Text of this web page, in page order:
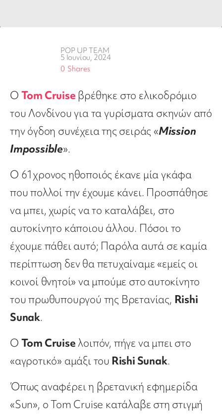
POP UP TEAM
5 Ιουνίου, 2024
Shares
0
Ο Tom Cruise βρέθηκε στο ελικοδρόμιο
του Λονδίνου για τα γυρίσματα σκηνών από
την όγδοη συνέχεια της σειράς «Mission
Impossible».
Ο 61χρονος ηθοποιός έκανε μία γκάφα
που πολλοί την έχουμε κάνει. Προσπάθησε
να μπει, χωρίς να το καταλάβει, στο
αυτοκίνητο κάποιου άλλου. Πόσοι το
έχουμε πάθει αυτό; Παρόλα αυτά σε καμία
περίπτωση δεν θα πετυχαίναμε «εμείς οι
κοινοί θνητοί» να μπούμε στο αυτοκίνητο
του πρωθυπουργού της Βρετανίας, Rishi
Sunak.
Ο Tom Cruiseλοιπόν, πήγε να μπει στο
«αγροτικό» αμάξι του Rishi Sunak.
Όπως αναφέρει η βρετανική εφημερίδα
«Sun», ο Tom Cruise κατάλαβε στη στιγμή